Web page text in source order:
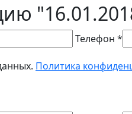
Телефон *
Политика